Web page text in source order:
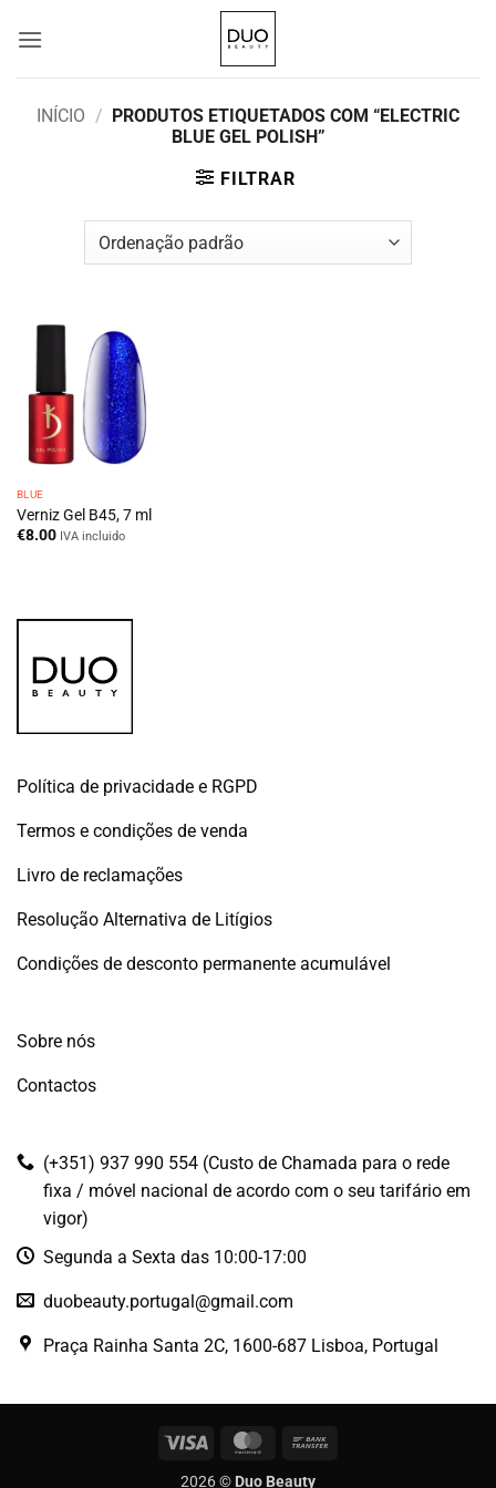
INÍCIO / PRODUTOS ETIQUETADOS COM “ELECTRIC
BLUE GEL POLISH”
FILTRAR
BLUE
Verniz Gel B45, 7 ml
€8.00 IVA incluido
Política de privacidade e RGPD
Termos e condições de venda
Livro de reclamações
Resolução Alternativa de Litígios
Condições de desconto permanente acumulável
Sobre nós
Contactos
(+351) 937 990 554 (Custo de Chamada para o rede
fixa / móvel nacional de acordo com o seu tarifário em
vigor)
Segunda a Sexta das 10:00-17:00
duobeauty.portugal@gmail.com
Praça Rainha Santa 2C, 1600-687 Lisboa, Portugal
Visa MasterCard
2026 © Duo Beauty